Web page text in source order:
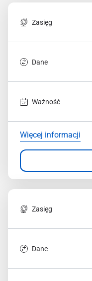
Zasięg
Dane
Ważność
Więcej informacji
Zasięg
Dane